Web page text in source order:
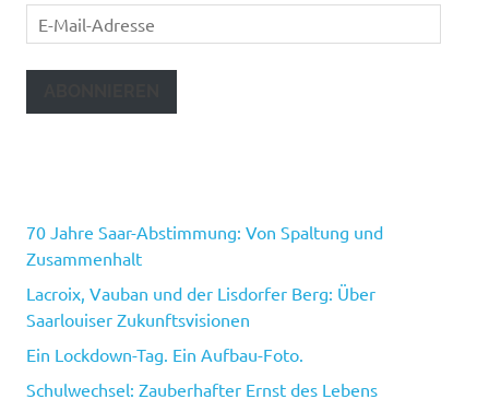
E-
Mail-
Adresse
70 Jahre Saar-Abstimmung: Von Spaltung und
Zusammenhalt
Lacroix, Vauban und der Lisdorfer Berg: Über
Saarlouiser Zukunftsvisionen
Ein Lockdown-Tag. Ein Aufbau-Foto.
Schulwechsel: Zauberhafter Ernst des Lebens